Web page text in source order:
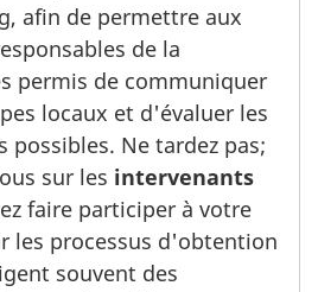
afin de permettre aux
de la
permis de communiquer
locaux et d'évaluer les
possibles. Ne tardez pas;
sur les intervenants
faire participer à votre
les processus d'obtention
souvent des